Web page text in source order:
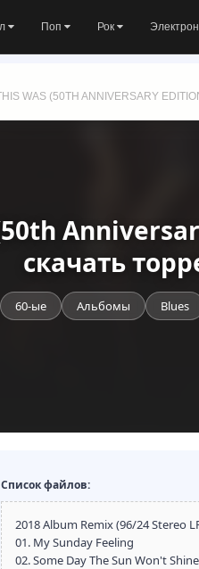
Поп Рок
WAS (50TH ANNIVERSARY
скачать
60-ые Альбомы Blues
Список файлов:
2018 Album Remix (96/24 Stereo
01. My Sunday Feeling
02. Some Day The Sun Won't